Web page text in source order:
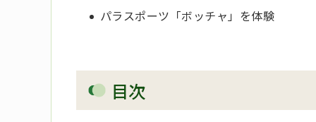
パラスポーツ「ボッチャ」を体験
目次